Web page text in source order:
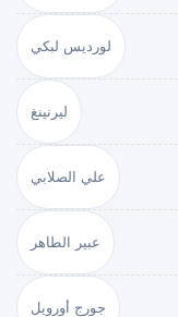
لورديس لبكي
ليرنينغ
علي الصلابي
عبير الطاهر
جورج أورويل